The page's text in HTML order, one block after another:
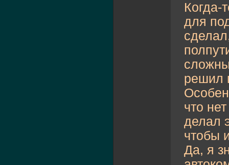
Когда-
для
решил
что
делал
чтобы
Да, я